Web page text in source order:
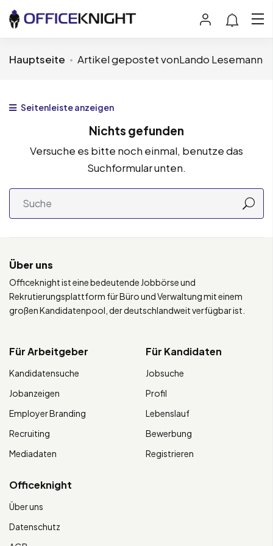
Hauptseite Artikel gepostet vonLando Lesemann
Seitenleiste anzeigen
Nichts gefunden
Versuche es bitte noch einmal, benutze das
Suchformular unten.
Über uns
Officeknight ist eine bedeutende Jobbörse und
Rekrutierungsplattform für Büro und Verwaltung mit einem
großen Kandidatenpool, der deutschlandweit verfügbar ist.
Für Arbeitgeber
Kandidatensuche
Jobanzeigen
Employer Branding
Recruiting
Mediadaten
Für Kandidaten
Jobsuche
Profil
Lebenslauf
Bewerbung
Registrieren
Officeknight
Über uns
Datenschutz